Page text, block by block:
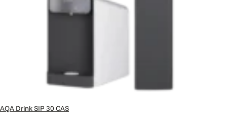
AQA Drink SIP 30 CAS